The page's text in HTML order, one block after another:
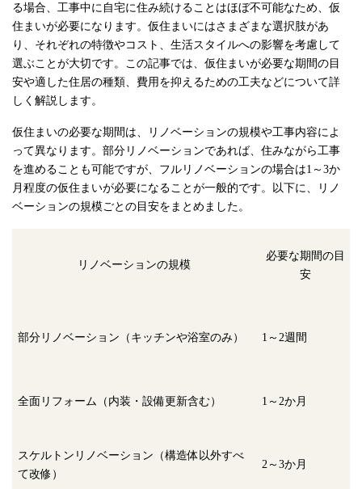
る場合、工事中に自宅に住み続けることはほぼ不可能なため、仮
住まいが必要になります。仮住まいにはさまざまな選択肢があ
り、それぞれの特徴やコスト、生活スタイルへの影響を考慮して
選ぶことが大切です。この記事では、仮住まいが必要な期間の目
安や適した住居の種類、費用を抑えるための工夫などについて詳
しく解説します。
仮住まいの必要な期間は、リノベーションの規模や工事内容によ
って異なります。部分リノベーションであれば、住みながら工事
を進めることも可能ですが、フルリノベーションの場合は1～3か
月程度の仮住まいが必要になることが一般的です。以下に、リノ
ベーションの規模ごとの目安をまとめました。
リノベーションの規模
必要な期間の目
安
部分リノベーション（キッチンや浴室のみ） 1～2週間
全面リフォーム（内装・設備更新含む） 1～2か月
スケルトンリノベーション（構造体以外すべ
て改修）
2～3か月